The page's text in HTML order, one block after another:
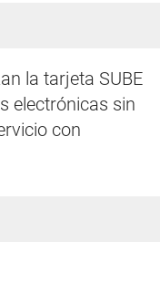
la tarjeta SUBE
electrónicas sin
con